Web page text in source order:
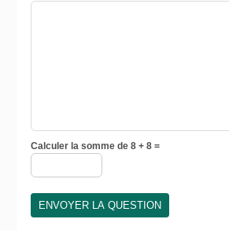
Calculer la somme de 8 + 8 =